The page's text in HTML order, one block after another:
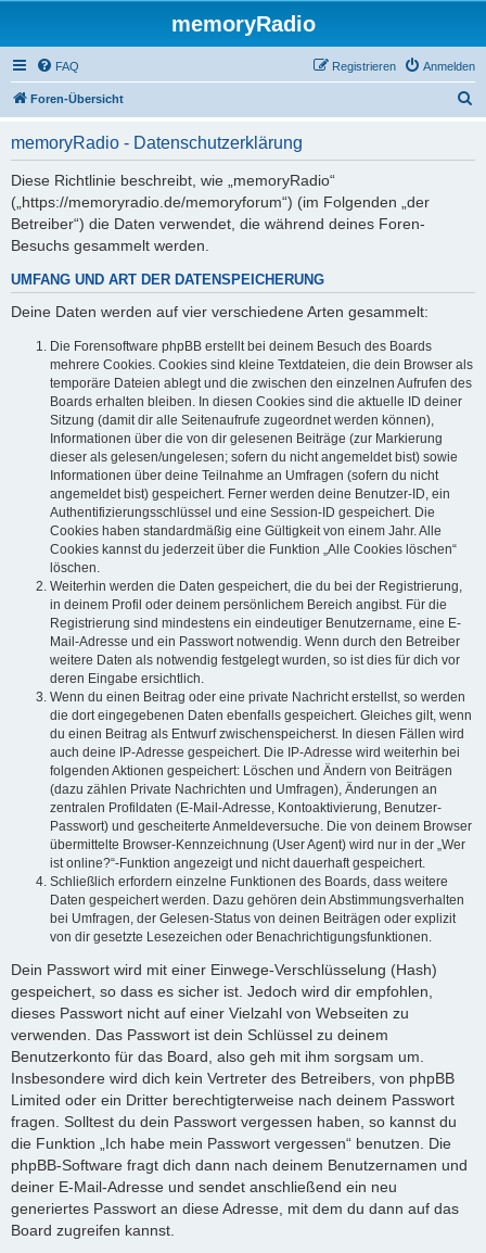
memoryRadio
FAQ Anmelden
Registrieren
Foren-Übersicht
memoryRadio - Datenschutzerklärung
Diese Richtlinie beschreibt, wie „memoryRadio“
(„https://memoryradio.de/memoryforum“) (im Folgenden „der
Betreiber“) die Daten verwendet, die während deines Foren-
Besuchs gesammelt werden.
UMFANG UND ART DER DATENSPEICHERUNG
Deine Daten werden auf vier verschiedene Arten gesammelt:
Die Forensoftware phpBB erstellt bei deinem Besuch des Boards
mehrere Cookies. Cookies sind kleine Textdateien, die dein Browser als
temporäre Dateien ablegt und die zwischen den einzelnen Aufrufen des
Boards erhalten bleiben. In diesen Cookies sind die aktuelle ID deiner
Sitzung (damit dir alle Seitenaufrufe zugeordnet werden können),
Informationen über die von dir gelesenen Beiträge (zur Markierung
dieser als gelesen/ungelesen; sofern du nicht angemeldet bist) sowie
Informationen über deine Teilnahme an Umfragen (sofern du nicht
angemeldet bist) gespeichert. Ferner werden deine Benutzer-ID, ein
Authentifizierungsschlüssel und eine Session-ID gespeichert. Die
Cookies haben standardmäßig eine Gültigkeit von einem Jahr. Alle
Cookies kannst du jederzeit über die Funktion „Alle Cookies löschen“
löschen.
Weiterhin werden die Daten gespeichert, die du bei der Registrierung,
in deinem Profil oder deinem persönlichem Bereich angibst. Für die
Registrierung sind mindestens ein eindeutiger Benutzername, eine E-
Mail-Adresse und ein Passwort notwendig. Wenn durch den Betreiber
weitere Daten als notwendig festgelegt wurden, so ist dies für dich vor
deren Eingabe ersichtlich.
Wenn du einen Beitrag oder eine private Nachricht erstellst, so werden
die dort eingegebenen Daten ebenfalls gespeichert. Gleiches gilt, wenn
du einen Beitrag als Entwurf zwischenspeicherst. In diesen Fällen wird
auch deine IP-Adresse gespeichert. Die IP-Adresse wird weiterhin bei
folgenden Aktionen gespeichert: Löschen und Ändern von Beiträgen
(dazu zählen Private Nachrichten und Umfragen), Änderungen an
zentralen Profildaten (E-Mail-Adresse, Kontoaktivierung, Benutzer-
Passwort) und gescheiterte Anmeldeversuche. Die von deinem Browser
übermittelte Browser-Kennzeichnung (User Agent) wird nur in der „Wer
ist online?“-Funktion angezeigt und nicht dauerhaft gespeichert.
Schließlich erfordern einzelne Funktionen des Boards, dass weitere
Daten gespeichert werden. Dazu gehören dein Abstimmungsverhalten
bei Umfragen, der Gelesen-Status von deinen Beiträgen oder explizit
von dir gesetzte Lesezeichen oder Benachrichtigungsfunktionen.
Dein Passwort wird mit einer Einwege-Verschlüsselung (Hash)
gespeichert, so dass es sicher ist. Jedoch wird dir empfohlen,
dieses Passwort nicht auf einer Vielzahl von Webseiten zu
verwenden. Das Passwort ist dein Schlüssel zu deinem
Benutzerkonto für das Board, also geh mit ihm sorgsam um.
Insbesondere wird dich kein Vertreter des Betreibers, von phpBB
Limited oder ein Dritter berechtigterweise nach deinem Passwort
fragen. Solltest du dein Passwort vergessen haben, so kannst du
die Funktion „Ich habe mein Passwort vergessen“ benutzen. Die
phpBB-Software fragt dich dann nach deinem Benutzernamen und
deiner E-Mail-Adresse und sendet anschließend ein neu
generiertes Passwort an diese Adresse, mit dem du dann auf das
Board zugreifen kannst.